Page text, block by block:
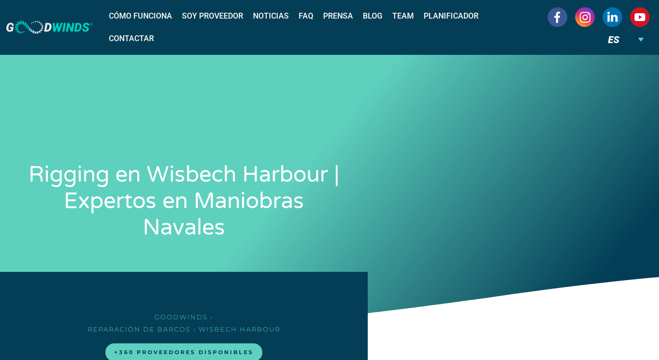
CÓMO FUNCIONA SOY PROVEEDOR NOTICIAS FAQ PRENSA BLOG TEAM PLANIFICADOR
CONTACTAR ES
Rigging en Wisbech Harbour |
Expertos en Maniobras
Navales
GOODWINDS ›
REPARACIÓN DE BARCOS › WISBECH HARBOUR
+360 PROVEEDORES DISPONIBLES